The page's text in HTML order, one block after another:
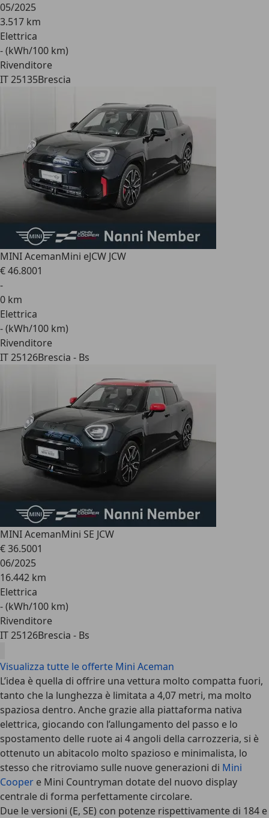
05/2025
3.517 km
Elettrica
- (kWh/100 km)
Rivenditore
IT 25135Brescia
MINI AcemanMini eJCW JCW
€ 46.8001
-
0 km
Elettrica
- (kWh/100 km)
Rivenditore
IT 25126Brescia - Bs
MINI AcemanMini SE JCW
€ 36.5001
06/2025
16.442 km
Elettrica
- (kWh/100 km)
Rivenditore
IT 25126Brescia - Bs
Visualizza tutte le offerte Mini Aceman
L’idea è quella di offrire una vettura molto compatta fuori,
tanto che la lunghezza è limitata a 4,07 metri, ma molto
spaziosa dentro. Anche grazie alla piattaforma nativa
elettrica, giocando con l’allungamento del passo e lo
spostamento delle ruote ai 4 angoli della carrozzeria, si è
ottenuto un abitacolo molto spazioso e minimalista, lo
stesso che ritroviamo sulle nuove generazioni di Mini
Cooper e Mini Countryman dotate del nuovo display
centrale di forma perfettamente circolare.
Due le versioni (E, SE) con potenze rispettivamente di 184 e